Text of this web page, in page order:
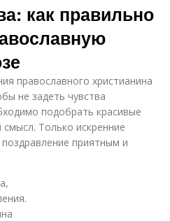
как правильно
православного христианина
не задеть чувства
подобрать красивые
Только искренние
приятным и